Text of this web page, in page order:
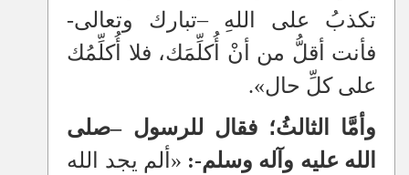
تكذبُ على اللهِ–تبارك وتعالى-
فأنت أقلُّ من أنْ أُكلِّمَك، فلا أُكلِّمُك
على كلِّ حال».
وأمَّا الثالثُ؛ فقال للرسول–صلى
الله عليه وآله وسلم-: «ألم يجد الله